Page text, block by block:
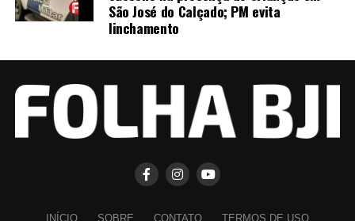
São José do Calçado; PM evita
linchamento
INÍCIO SOBRE CONTATO TERMOS DE USO